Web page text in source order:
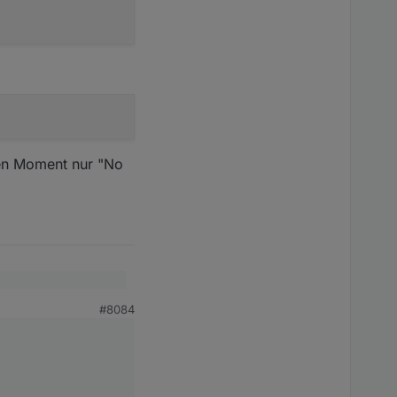
Moment nur "No
Lyrion Media
#8084